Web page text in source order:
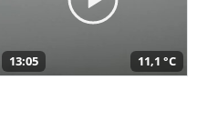
13:05 11,1 °C